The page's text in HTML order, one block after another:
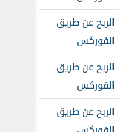
الربح عن طريق
الفوركس
الربح عن طريق
الفوركس
الربح عن طريق